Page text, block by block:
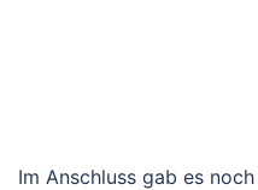
Im Anschluss gab es